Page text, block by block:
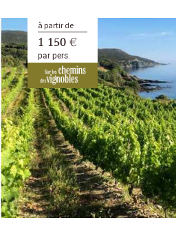
à partir de
1 150 €
par pers.